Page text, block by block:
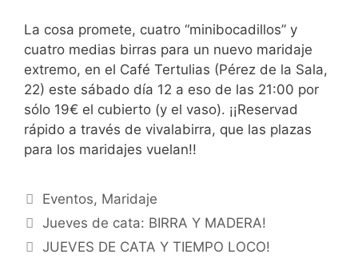
La cosa promete, cuatro “minibocadillos” y
cuatro medias birras para un nuevo maridaje
extremo, en el Café Tertulias (Pérez de la Sala,
22) este sábado día 12 a eso de las 21:00 por
sólo 19€ el cubierto (y el vaso). ¡¡Reservad
rápido a través de vivalabirra, que las plazas
para los maridajes vuelan!!
Categorías
Eventos, Maridaje
Jueves de cata: BIRRA Y MADERA!
JUEVES DE CATA Y TIEMPO LOCO!